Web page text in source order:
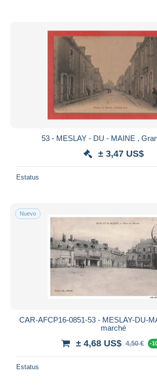
53 - MESLAY - DU - MAINE ,
± 3,47 US$
Estatus
Nuevo
CAR-AFCP16-0851-53 - MESLAY-DU-
marché
± 4,68 US$ 4,50 € -
Estatus